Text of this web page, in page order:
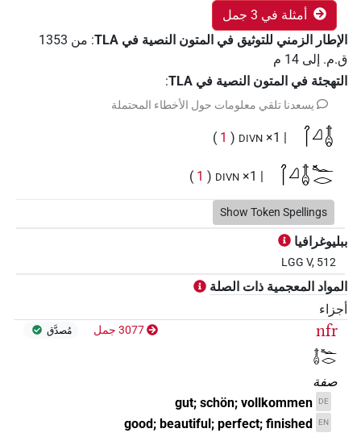
أمثلة في 3 جمل
الإطار الزمني للتوثيق في المتون النصية في ‏TLA
: من 1353
ق.م. إلى 14 م
التهجئة في المتون النصية في TLA
:
يسعدنا تلقي معلومات حول الأخطاء المحتملة
𓋾𓈎𓄤
DIVN
(
1
)
𓋾𓈎𓄤𓆑𓂋
DIVN
(
1
)
Show Token Spellings
ببليوغرافيا
LGG V, 512
المواد المعجمية ذات الصلة
أجزاء
nfr
𓄤𓆑𓂋
3077 جمل مُصدَّق
صفة
DE
gut; schön; vollkommen
EN
good; beautiful; perfect; finished